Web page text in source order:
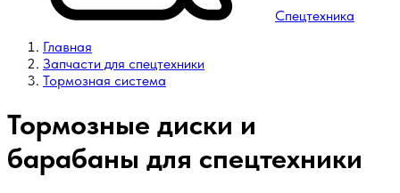
Спецтехника
Главная
Запчасти для спецтехники
Тормозная система
Тормозные диски и
барабаны для спецтехники